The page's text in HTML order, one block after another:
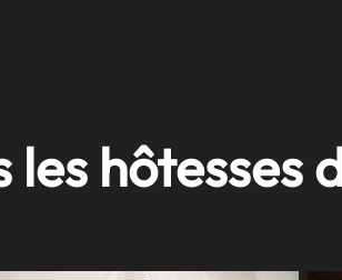
hôtesses